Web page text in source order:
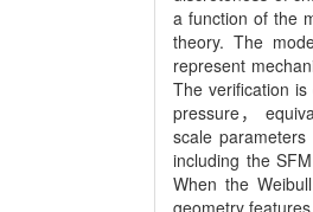
a function of the
theory. The
represent
The verification
pressure，
scale
including the
When the